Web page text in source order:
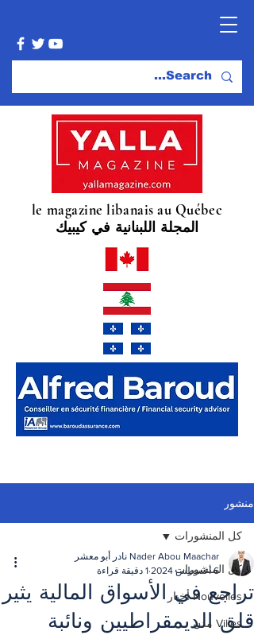
le magazine libanais au Québec
المجلة اللبنانية في كيبيك
منشور
كل المنشورات
Nouvelles أخبار
Villes مدن
كل المنشورات
تراجع في الأسواق المالية يثير
قلق الديمقراطيين ونائبة
Nader Abou Maachar نادر أبو معشر
6 أغسطس 2024
1 دقيقة قراءة